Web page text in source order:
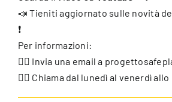
📣 Tieniti aggiornato sulle novità
❗️
Per informazioni:
👉🏼 Invia una email a
👉🏼 Chiama dal lunedì al venerdì allo